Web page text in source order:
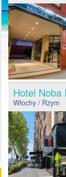
Hotel Noba
Włochy / Rzym